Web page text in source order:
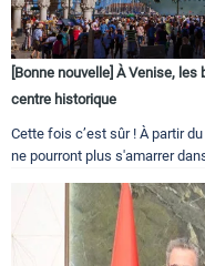
[Bonne nouvelle] À Venise,
centre historique
Cette fois c’est sûr ! À partir
ne pourront plus s'amarrer